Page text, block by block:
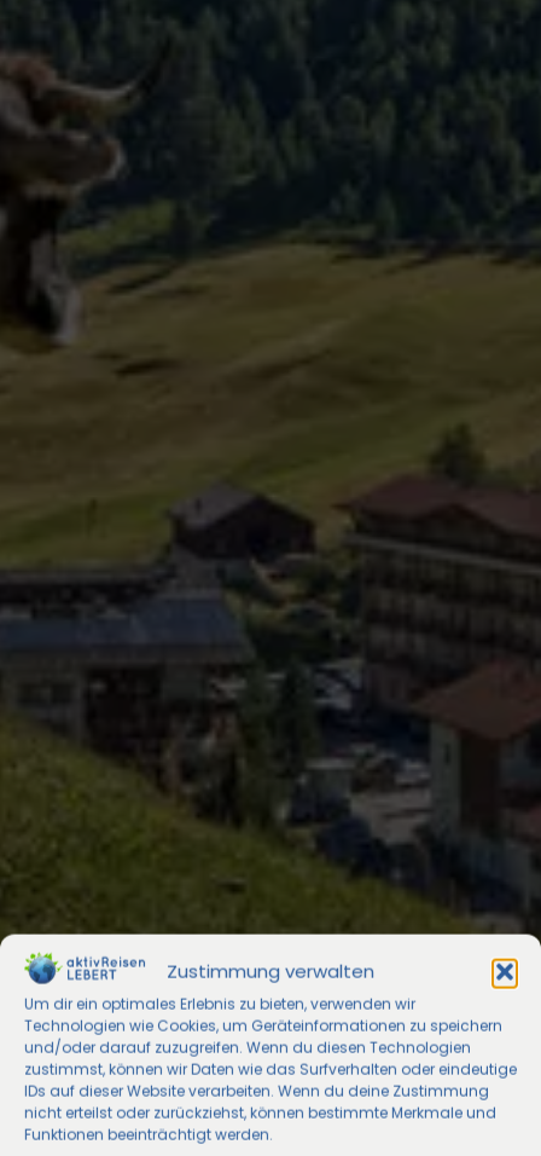
Zustimmung verwalten
Um dir ein optimales Erlebnis zu bieten, verwenden wir
Technologien wie Cookies, um Geräteinformationen zu speichern
und/oder darauf zuzugreifen. Wenn du diesen Technologien
zustimmst, können wir Daten wie das Surfverhalten oder eindeutige
IDs auf dieser Website verarbeiten. Wenn du deine Zustimmung
nicht erteilst oder zurückziehst, können bestimmte Merkmale und
Funktionen beeinträchtigt werden.